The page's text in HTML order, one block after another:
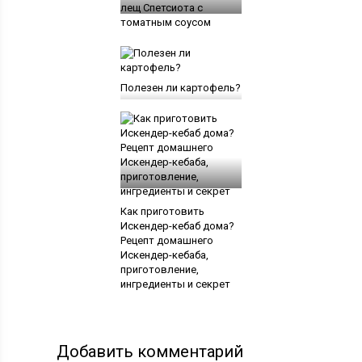
лещ Спетсиота с
томатным соусом
Полезен ли картофель?
Как приготовить
Искендер-кебаб дома?
Рецепт домашнего
Искендер-кебаба,
приготовление,
ингредиенты и секрет
Добавить комментарий